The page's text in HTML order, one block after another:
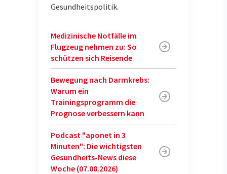
Gesundheitspolitik.
Medizinische Notfälle im
Flugzeug nehmen zu: So
schützen sich Reisende
Bewegung nach Darmkrebs:
Warum ein
Trainingsprogramm die
Prognose verbessern kann
Podcast "aponet in 3
Minuten": Die wichtigsten
Gesundheits-News diese
Woche (07.08.2026)